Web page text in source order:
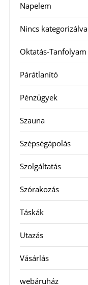
Napelem
Nincs kategorizálva
Oktatás-Tanfolyam
Párátlanító
Pénzügyek
Szauna
Szépségápolás
Szolgáltatás
Szórakozás
Táskák
Utazás
Vásárlás
webáruház